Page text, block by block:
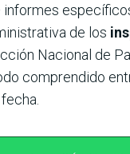
informes
de los
Nacional de
comprendido